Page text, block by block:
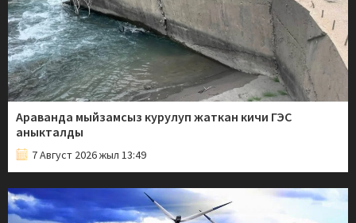
Араванда мыйзамсыз курулуп жаткан кичи ГЭС
аныкталды
7 Август 2026 жыл 13:49